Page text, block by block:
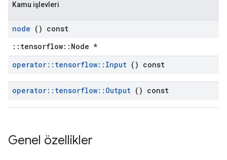
Kamu işlevleri
node () const
::tensorflow::Node *
operator:: tensorflow:: Input () const
operator:: tensorflow:: Output () const
Genel özellikler